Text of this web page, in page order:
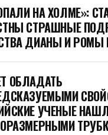
НА ХОЛМЕ»:
СТРАШНЫЕ
ДИАНЫ И РОМЫ
ОБЛАДАТЬ
УЧЕНЫЕ